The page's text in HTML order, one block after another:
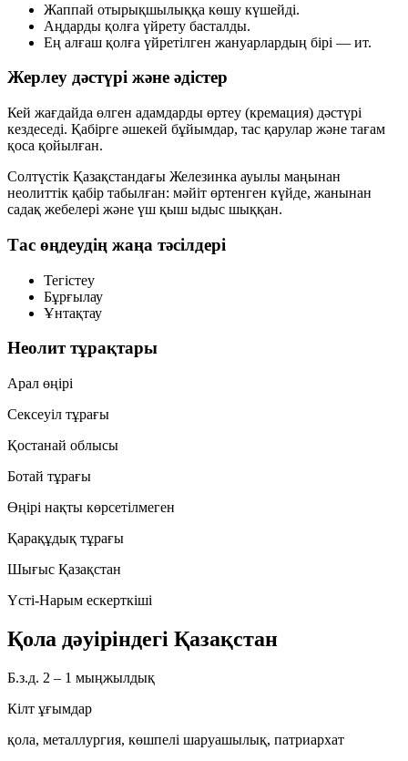
Жаппай отырықшылыққа көшу күшейді.
Аңдарды қолға үйрету басталды.
Ең алғаш қолға үйретілген жануарлардың бірі — ит.
Жерлеу дәстүрі және әдістер
Кей жағдайда өлген адамдарды өртеу (кремация) дәстүрі
кездеседі. Қабірге әшекей бұйымдар, тас қарулар және тағам
қоса қойылған.
Солтүстік Қазақстандағы Железинка ауылы маңынан
неолиттік қабір табылған: мәйіт өртенген күйде, жанынан
садақ жебелері және үш қыш ыдыс шыққан.
Тас өңдеудің жаңа тәсілдері
Тегістеу
Бұрғылау
Ұнтақтау
Неолит тұрақтары
Арал өңірі
Сексеуіл тұрағы
Қостанай облысы
Ботай тұрағы
Өңірі нақты көрсетілмеген
Қарақұдық тұрағы
Шығыс Қазақстан
Үсті-Нарым ескерткіші
Қола дәуіріндегі Қазақстан
Б.з.д. 2 – 1 мыңжылдық
Кілт ұғымдар
қола, металлургия, көшпелі шаруашылық, патриархат